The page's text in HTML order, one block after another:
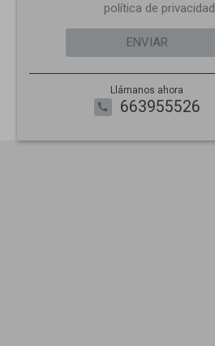
política de privacidad
ENVIAR
Llámanos ahora
call 663955526